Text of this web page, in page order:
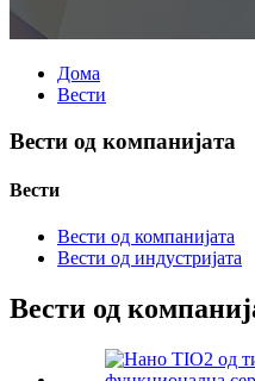
Дома
Вести
Вести од компанијата
Вести
Вести од компанијата
Вести од индустријата
Вести од